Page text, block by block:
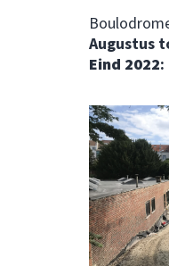
Augustus
Eind 2022: